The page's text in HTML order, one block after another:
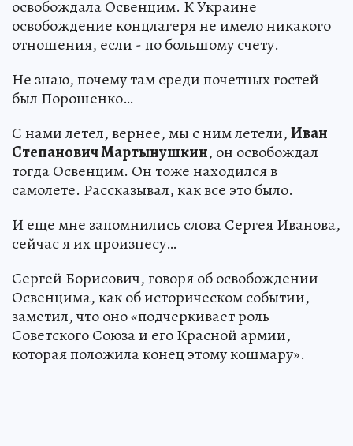
освобождала Освенцим. К Украине
освобождение концлагеря не имело никакого
отношения, если - по большому счету.
Не знаю, почему там среди почетных гостей
был Порошенко…
С нами летел, вернее, мы с ним летели,Иван
Степанович Мартынушкин, он освобождал
тогда Освенцим. Он тоже находился в
самолете. Рассказывал, как все это было.
И еще мне запомнились слова Сергея Иванова,
сейчас я их произнесу…
Сергей Борисович, говоря об освобождении
Освенцима, как об историческом событии,
заметил, что оно «подчеркивает роль
Советского Союза и его Красной армии,
которая положила конец этому кошмару».